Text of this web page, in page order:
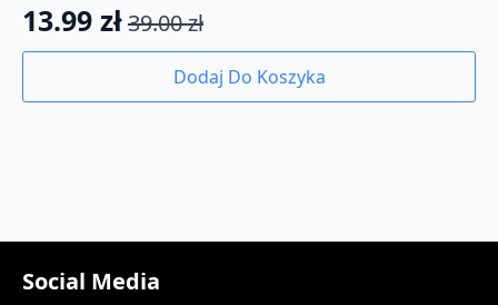
39.00zł
Pierwotna
wynosiła:
13.99 zł
Aktualna
wynosi:
Dodaj Do Koszyka
Social Media